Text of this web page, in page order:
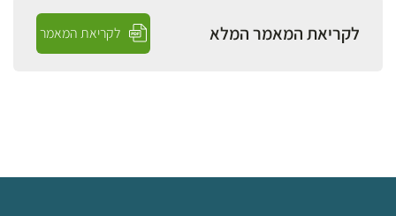
לקריאת המאמר המלא לקריאת המאמר